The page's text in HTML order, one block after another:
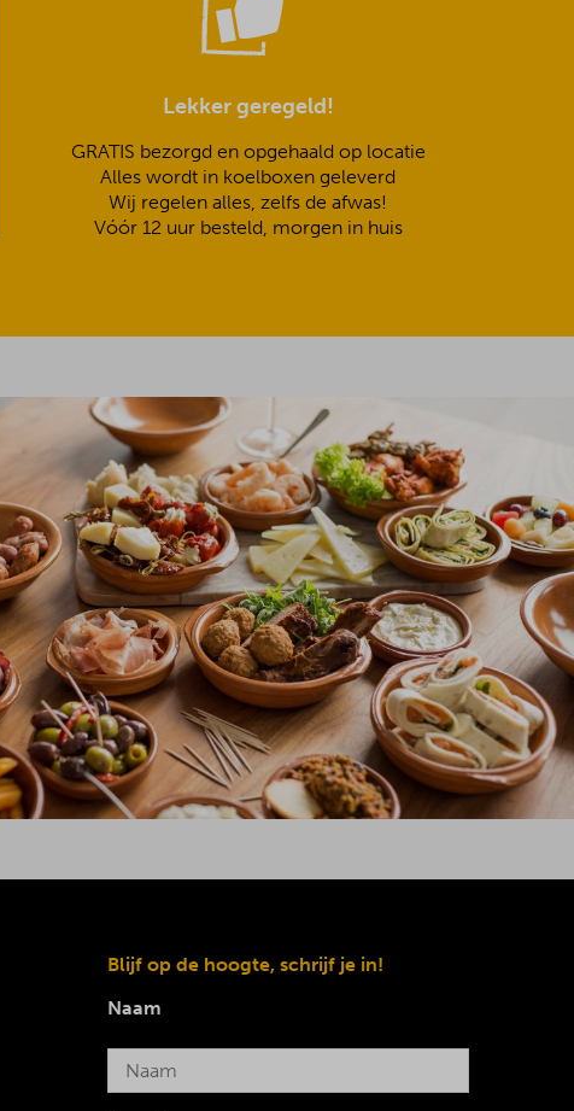
Lekker geregeld!
GRATIS bezorgd en opgehaald op locatie
Alles wordt in koelboxen geleverd
Wij regelen alles, zelfs de afwas!
Vóór 12 uur besteld, morgen in huis
Blijf op de hoogte, schrijf je in!
Naam